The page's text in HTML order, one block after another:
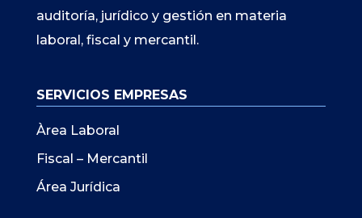
auditoría, jurídico y gestión en materia
laboral, fiscal y mercantil.
SERVICIOS EMPRESAS
Àrea Laboral
Fiscal – Mercantil
Área Jurídica